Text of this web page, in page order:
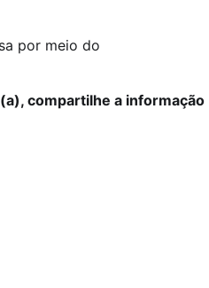
por meio do
compartilhe a informação